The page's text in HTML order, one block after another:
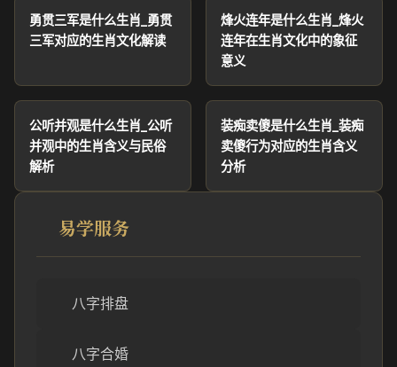
勇贯三军是什么生肖_勇贯
三军对应的生肖文化解读
烽火连年是什么生肖_烽火
连年在生肖文化中的象征
意义
公听并观是什么生肖_公听
并观中的生肖含义与民俗
解析
装痴卖傻是什么生肖_装痴
卖傻行为对应的生肖含义
分析
易学服务
八字排盘
八字合婚